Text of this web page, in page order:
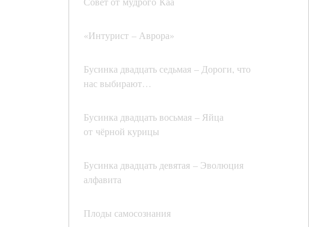
«Интурист – Аврора»
Бусинка двадцать седьмая – Дороги, что
нас выбирают…
Бусинка двадцать восьмая – Яйца
от чёрной курицы
Бусинка двадцать девятая – Эволюция
алфавита
Плоды самосознания